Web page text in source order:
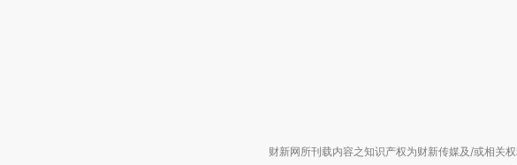
财新网所刊载内容之知识产权为财新传媒及/或相关